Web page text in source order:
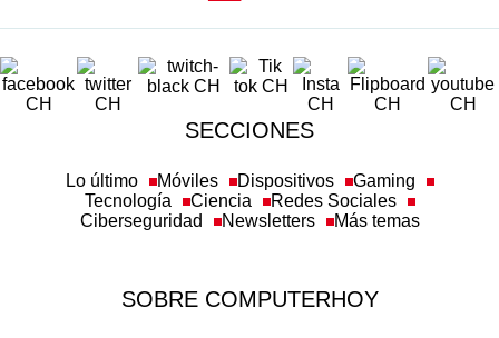
SECCIONES
Lo último Móviles Dispositivos
Gaming
Tecnología
Ciencia
Redes Sociales
Ciberseguridad
Newsletters Más temas
SOBRE COMPUTERHOY